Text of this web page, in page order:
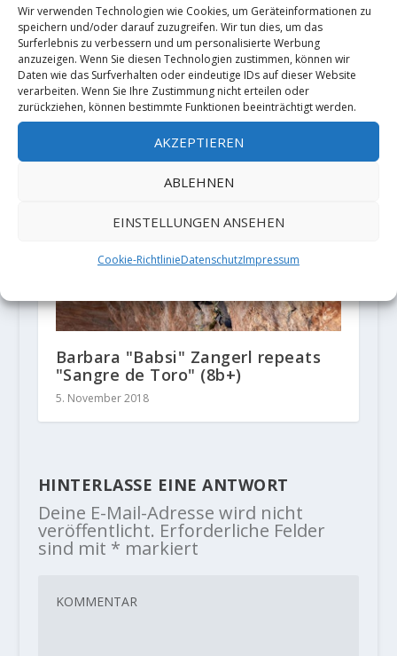
Wir verwenden Technologien wie Cookies, um Geräteinformationen zu
speichern und/oder darauf zuzugreifen. Wir tun dies, um das
Surferlebnis zu verbessern und um personalisierte Werbung
anzuzeigen. Wenn Sie diesen Technologien zustimmen, können wir
Daten wie das Surfverhalten oder eindeutige IDs auf dieser Website
verarbeiten. Wenn Sie Ihre Zustimmung nicht erteilen oder
zurückziehen, können bestimmte Funktionen beeinträchtigt werden.
AKZEPTIEREN
ABLEHNEN
EINSTELLUNGEN ANSEHEN
Cookie-RichtlinieDatenschutzImpressum
2. Juni 2020
Barbara "Babsi" Zangerl repeats
"Sangre de Toro" (8b+)
5. November 2018
HINTERLASSE EINE ANTWORT
Deine E-Mail-Adresse wird nicht
veröffentlicht. Erforderliche Felder
sind mit * markiert